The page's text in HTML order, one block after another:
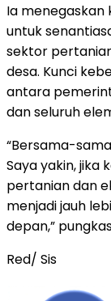
Ia
untuk
sektor
desa. Kunci
antara
dan seluruh
“Bersama-
Saya yakin, jika
pertanian dan
menjadi jauh
depan,”
Red/ Sis